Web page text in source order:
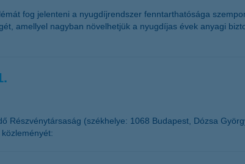
fog jelenteni a nyugdíjrendszer fenntarthatósága
amellyel nagyban növelhetjük a nyugdíjas évek anyagi
Részvénytársaság (székhelye: 1068 Budapest, Dózsa